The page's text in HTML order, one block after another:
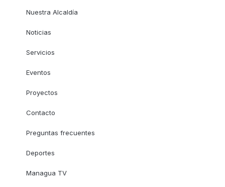
Nuestra Alcaldía
Noticias
Servicios
Eventos
Proyectos
Contacto
Preguntas frecuentes
Deportes
Managua TV